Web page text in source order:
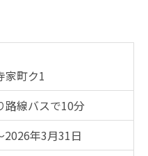
家町ク1
路線バスで10分
年3月31日